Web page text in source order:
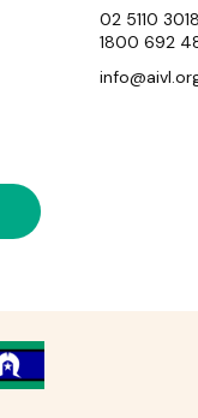
02 5110
1800 692